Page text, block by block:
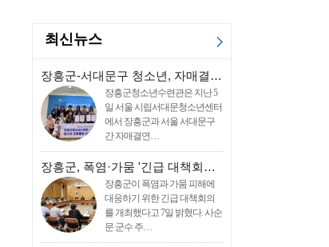
최신뉴스
장흥군-서대문구 청소년, 자매결…
장흥군청소년수련관은 지난 5
일 서울 시립서대문청소년센터
에서 장흥군과 서울 서대문구
간 자매결연…
장흥군, 폭염·가뭄 '긴급 대책회…
장흥군이 폭염과 가뭄 피해에
대응하기 위한 긴급 대책회의
를 개최했다고 7일 밝혔다. 사순
문 군수 주…